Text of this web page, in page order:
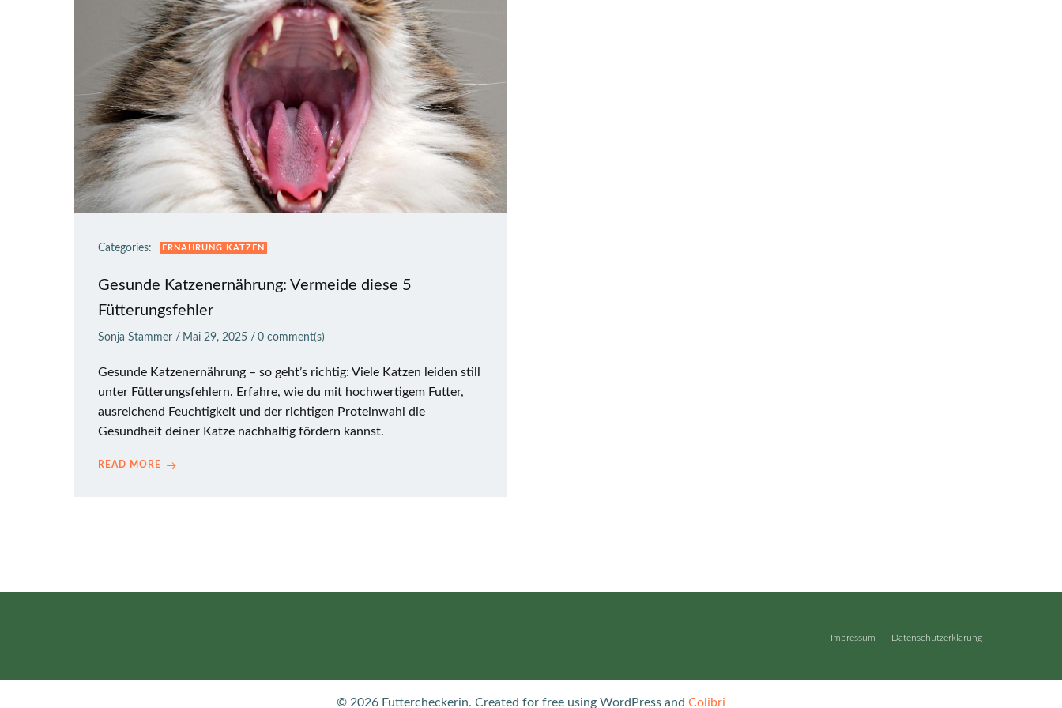
Categories: ERNÄHRUNG KATZEN
Gesunde Katzenernährung: Vermeide diese 5
Fütterungsfehler
Sonja Stammer / Mai 29, 2025 / 0 comment(s)
Gesunde Katzenernährung – so geht’s richtig: Viele Katzen leiden still
unter Fütterungsfehlern. Erfahre, wie du mit hochwertigem Futter,
ausreichend Feuchtigkeit und der richtigen Proteinwahl die
Gesundheit deiner Katze nachhaltig fördern kannst.
READ MORE
Impressum Datenschutzerklärung
© 2026 Futtercheckerin. Created for free using WordPress and Colibri